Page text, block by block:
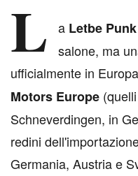
L a Letbe Punk
salone, ma
ufficialmente in
Motors Europe
Schneverdingen, in
redini
Germania, Austria e